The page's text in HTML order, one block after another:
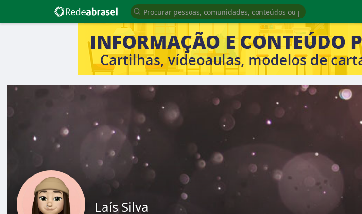
Laís Silva